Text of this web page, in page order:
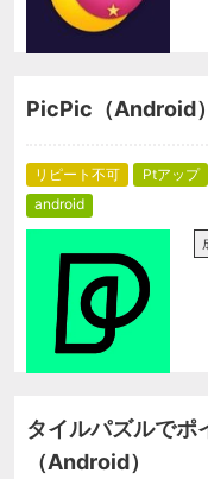
PicPic（Android
リピート不可
Ptアップ
android
タイルパズルでポ
（Android）